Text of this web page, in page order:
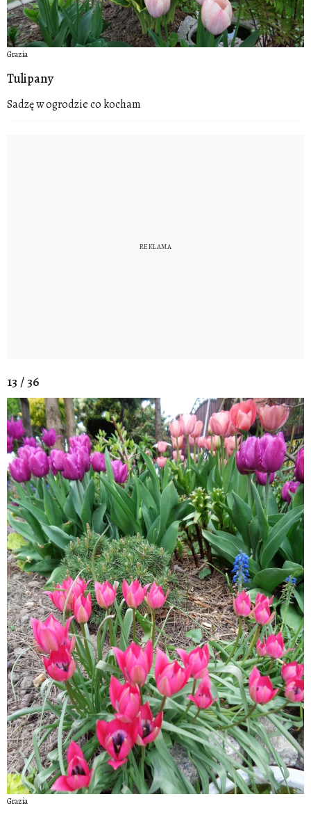
Grazia
Tulipany
Sadzę w ogrodzie co kocham
13 / 36
Grazia